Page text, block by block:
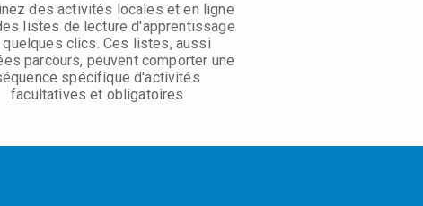
des activités locales et en ligne
listes de lecture d'apprentissage
quelques clics. Ces listes, aussi
parcours, peuvent comporter une
spécifique d'activités
facultatives et obligatoires